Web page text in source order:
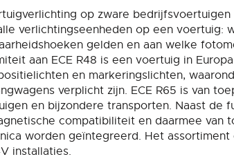
op zware bedrijfsvoertuigen
verlichtingseenheden op een voertuig:
gelden en aan welke
aan ECE R48 is een voertuig in
en markeringslichten,
verplicht zijn. ECE R65 is van
en bijzondere transporten. Naast de
compatibiliteit en daarmee van
worden geïntegreerd. Het
installaties.